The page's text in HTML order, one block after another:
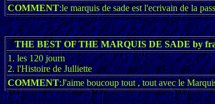
COMMENT:le marquis de sade est l'ecrivain de la
THE BEST OF THE MARQUIS DE SADE by
1. les 120 journ
2. l'Histoire de Julliette
COMMENT:J'aime boucoup tout , tout avec le